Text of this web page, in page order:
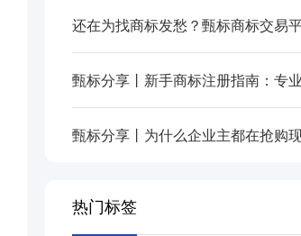
热门标签